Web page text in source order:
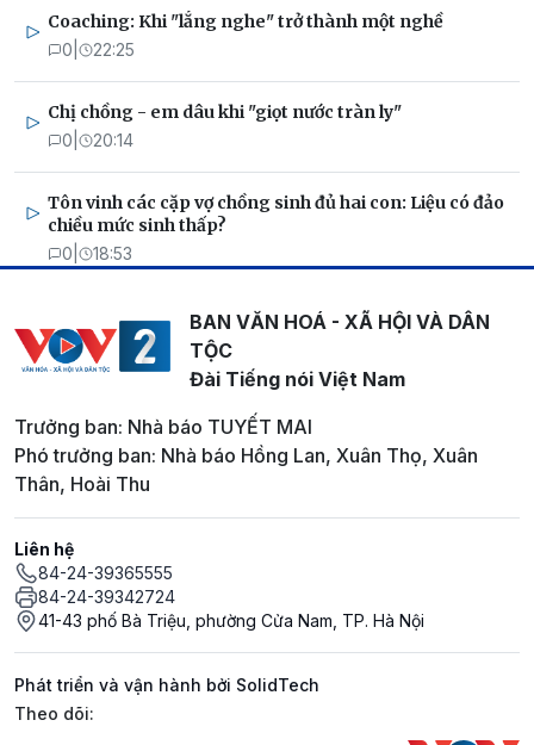
Coaching: Khi "lắng nghe" trở thành một nghề
0 22:25
Chị chồng - em dâu khi "giọt nước tràn ly"
0 20:14
Tôn vinh các cặp vợ chồng sinh đủ hai con: Liệu có đảo
chiều mức sinh thấp?
0 18:53
BAN VĂN HOÁ - XÃ HỘI VÀ DÂN
TỘC
Đài Tiếng nói Việt Nam
Trưởng ban: Nhà báo TUYẾT MAI
Phó trưởng ban: Nhà báo Hồng Lan, Xuân Thọ, Xuân
Thân, Hoài Thu
Liên hệ
84-24-39365555
84-24-39342724
41-43 phố Bà Triệu, phường Cửa Nam, TP. Hà Nội
Phát triển và vận hành bởi SolidTech
Mạng xã hội
Theo dõi: